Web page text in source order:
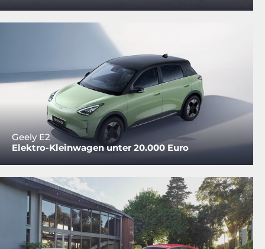
Geely E2
Elektro-Kleinwagen unter 20.000 Euro